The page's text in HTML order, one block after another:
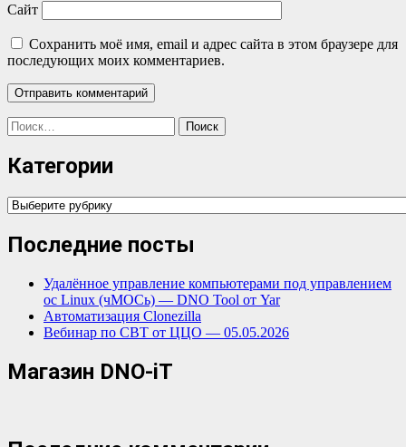
Сайт
Сохранить моё имя, email и адрес сайта в этом браузере для
последующих моих комментариев.
Найти:
Категории
Категории
Последние посты
Удалённое управление компьютерами под управлением
ос Linux (чМОСь) — DNO Tool от Yar
Автоматизация Clonezilla
Вебинар по СВТ от ЦЦО — 05.05.2026
Магазин DNO-iT